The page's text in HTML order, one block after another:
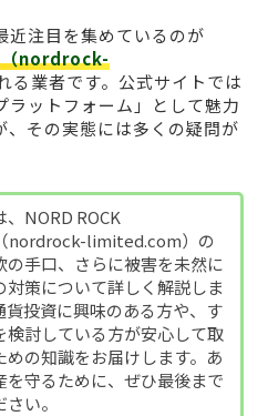
近注目を集めているのが
（nordrock-
る業者です。公式サイトでは
ラットフォーム」として魅力
、その実態には多くの疑問が
NORD ROCK
nordrock-limited.com）の
の手口、さらに被害を未然に
対策について詳しく解説しま
貨投資に興味のある方や、す
検討している方が安心して取
めの知識をお届けします。あ
を守るために、ぜひ最後まで
い。